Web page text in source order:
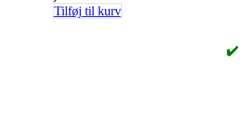
Tilføj til kurv
✔️